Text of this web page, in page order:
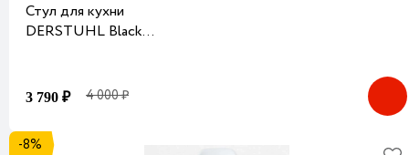
Стул для кухни
DERSTUHL Black
3 790 ₽ 4 000 ₽
-8%